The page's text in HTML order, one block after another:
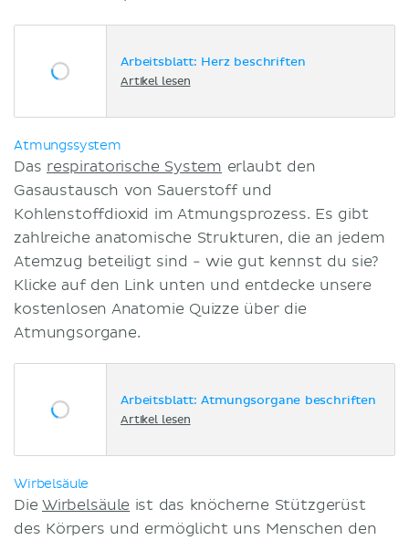
Arbeitsblatt: Herz beschriften
Artikel lesen
Atmungssystem
Das respiratorische System erlaubt den
Gasaustausch von Sauerstoff und
Kohlenstoffdioxid im Atmungsprozess. Es gibt
zahlreiche anatomische Strukturen, die an jedem
Atemzug beteiligt sind - wie gut kennst du sie?
Klicke auf den Link unten und entdecke unsere
kostenlosen Anatomie Quizze über die
Atmungsorgane.
Arbeitsblatt: Atmungsorgane beschriften
Artikel lesen
Wirbelsäule
Die Wirbelsäule ist das knöcherne Stützgerüst
des Körpers und ermöglicht uns Menschen den